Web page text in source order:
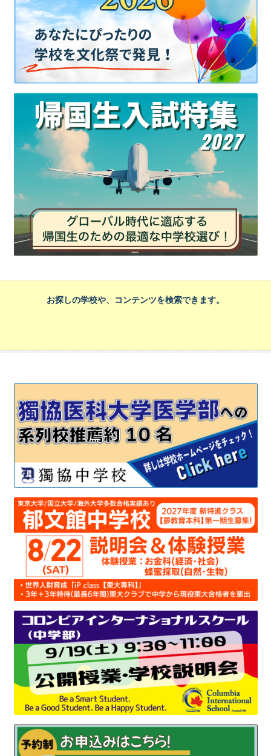
お探しの学校や、コンテンツを検索できます。